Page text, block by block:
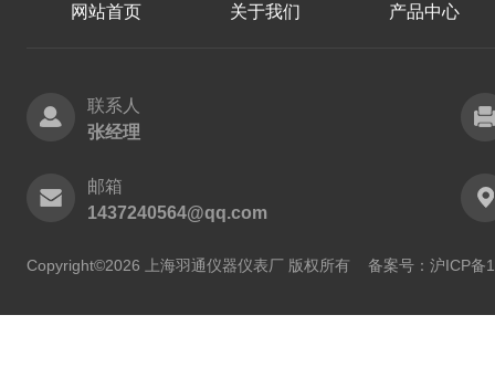
网站首页 关于我们 产品中心
联系人
张经理
邮箱
1437240564@qq.com
Copyright©2026 上海羽通仪器仪表厂 版权所有 备案号：沪ICP备